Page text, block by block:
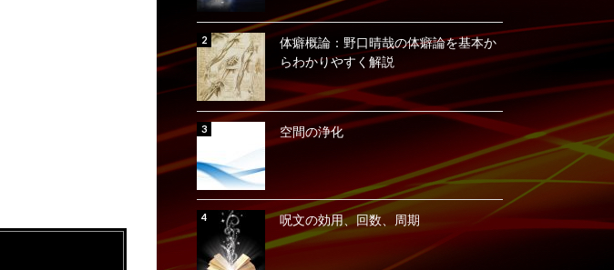
体癖概論：野口晴哉の体癖論を基本か
らわかりやすく解説
空間の浄化
呪文の効用、回数、周期